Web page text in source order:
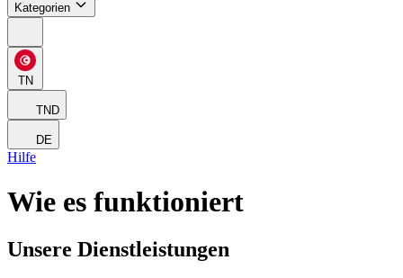
Kategorien
TN
TND
DE
Hilfe
Wie es funktioniert
Unsere Dienstleistungen